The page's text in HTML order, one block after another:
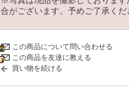
合がございます。予めご了承くだ
この商品について問い合わせる
この商品を友達に教える
買い物を続ける